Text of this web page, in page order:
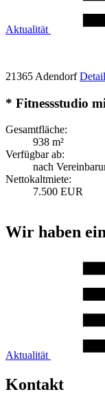
Aktualität
21365 Adendorf
* Fitnessstudio
Gesamtfläche:
938 m²
Verfügbar ab:
nach
Nettokaltmiete:
7.500 EUR
Wir haben
Aktualität
Kontakt